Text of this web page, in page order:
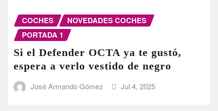
COCHES
NOVEDADES COCHES
PORTADA 1
Si el Defender OCTA ya te gustó,
espera a verlo vestido de negro
José Armando Gómez Jul 4, 2025